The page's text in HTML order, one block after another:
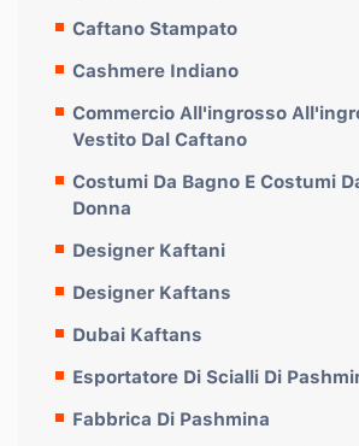
Caftano Stampato
Cashmere Indiano
Commercio All'ingrosso
Vestito Dal Caftano
Costumi Da Bagno E Costumi
Donna
Designer Kaftani
Designer Kaftans
Dubai Kaftans
Esportatore Di Scialli Di
Fabbrica Di Pashmina